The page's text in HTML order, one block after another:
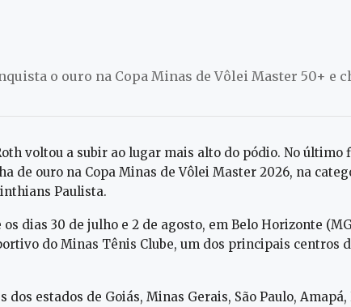
o ouro na Copa Minas de Vôlei Master 50+ e
voltou a subir ao lugar mais alto do pódio. No último
de ouro na Copa Minas de Vôlei Master 2026, na
Paulista.
dias 30 de julho e 2 de agosto, em Belo Horizonte
do Minas Tênis Clube, um dos principais centros
dos estados de Goiás, Minas Gerais, São Paulo, Amapá,